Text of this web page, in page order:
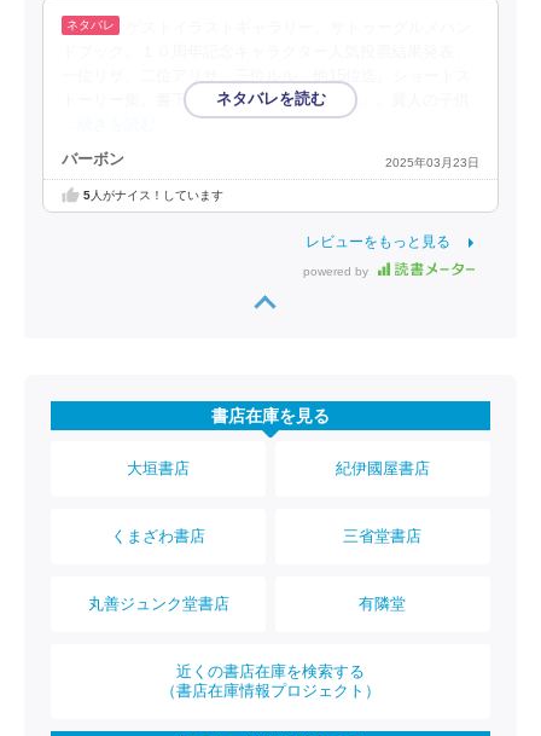
トーリー集。書下ろし「小さな翼と砂の海」。翼人の子供
バーボン 2025年03月23日
5人がナイス！しています
レビューをもっと見る
powered by
書店在庫を見る
大垣書店 紀伊國屋書店
くまざわ書店 三省堂書店
丸善ジュンク堂書店 有隣堂
近くの書店在庫を検索する
（書店在庫情報プロジェクト）